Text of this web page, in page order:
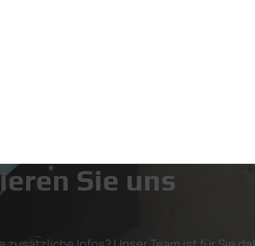
Sie uns